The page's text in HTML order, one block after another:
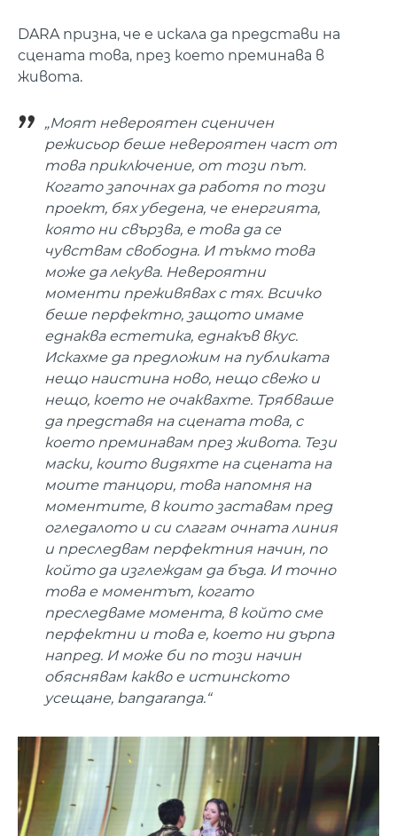
DARA призна, че е искала да представи на
сцената това, през което преминава в
живота.
„Моят невероятен сценичен
режисьор беше невероятен част от
това приключение, от този път.
Когато започнах да работя по този
проект, бях убедена, че енергията,
която ни свързва, е това да се
чувствам свободна. И тъкмо това
може да лекува. Невероятни
моменти преживявах с тях. Всичко
беше перфектно, защото имаме
еднаква естетика, еднакъв вкус.
Искахме да предложим на публиката
нещо наистина ново, нещо свежо и
нещо, което не очаквахте. Трябваше
да представя на сцената това, с
което преминавам през живота. Тези
маски, които видяхте на сцената на
моите танцори, това напомня на
моментите, в които заставам пред
огледалото и си слагам очната линия
и преследвам перфектния начин, по
който да изглеждам да бъда. И точно
това е моментът, когато
преследваме момента, в който сме
перфектни и това е, което ни дърпа
напред. И може би по този начин
обяснявам какво е истинското
усещане, bangaranga.“